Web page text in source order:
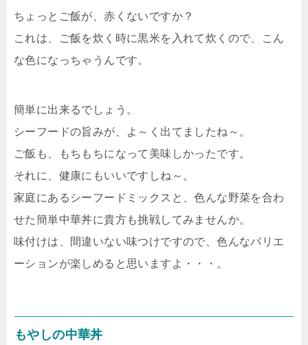
ちょっとご飯が、赤くないですか？
これは、ご飯を炊く時に黒米を入れて炊くので、こん
な色になっちゃうんです。
簡単に出来るでしょう。
シーフードの旨みが、よ～く出てましたね～。
ご飯も、もちもちになって美味しかったです。
それに、健康にもいいですしね～。
家庭にあるシーフードミックスと、色んな野菜を合わ
せた簡単中華丼に貴方も挑戦してみませんか。
味付けは、間違いない味つけですので、色んなバリエ
ーションが楽しめると思いますよ・・・。
もやしの中華丼